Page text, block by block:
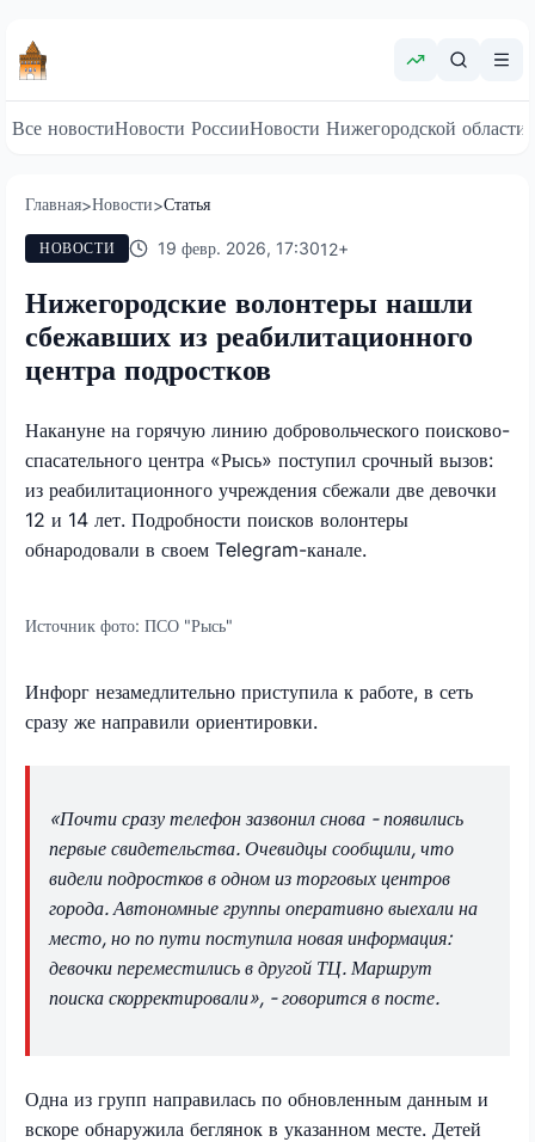
Все новостиНовости РоссииНовости Нижегородской области
Главная>Новости>Статья
НОВОСТИ 19 февр. 2026, 17:3012+
Нижегородские волонтеры нашли
сбежавших из реабилитационного
центра подростков
Накануне на горячую линию добровольческого поисково-
спасательного центра «Рысь» поступил срочный вызов:
из реабилитационного учреждения сбежали две девочки
12 и 14 лет. Подробности поисков волонтеры
обнародовали в своем Telegram-канале.
Источник фото: ПСО "Рысь"
Инфорг незамедлительно приступила к работе, в сеть
сразу же направили ориентировки.
«Почти сразу телефон зазвонил снова - появились
первые свидетельства. Очевидцы сообщили, что
видели подростков в одном из торговых центров
города. Автономные группы оперативно выехали на
место, но по пути поступила новая информация:
девочки переместились в другой ТЦ. Маршрут
поиска скорректировали», - говорится в посте.
Одна из групп направилась по обновленным данным и
вскоре обнаружила беглянок в указанном месте. Детей